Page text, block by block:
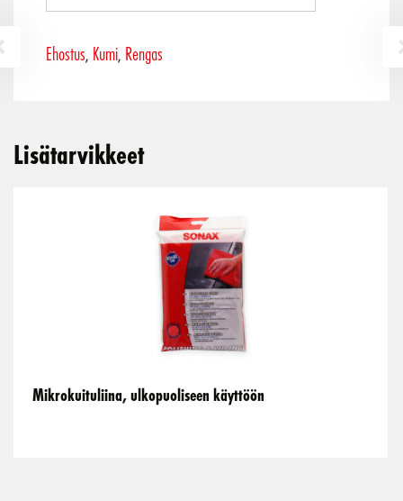
Ehostus, Kumi, Rengas
Lisätarvikkeet
Mikrokuituliina, ulkopuoliseen käyttöön